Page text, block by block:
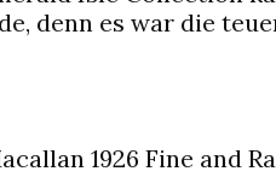
denn es war die
1926 Fine and